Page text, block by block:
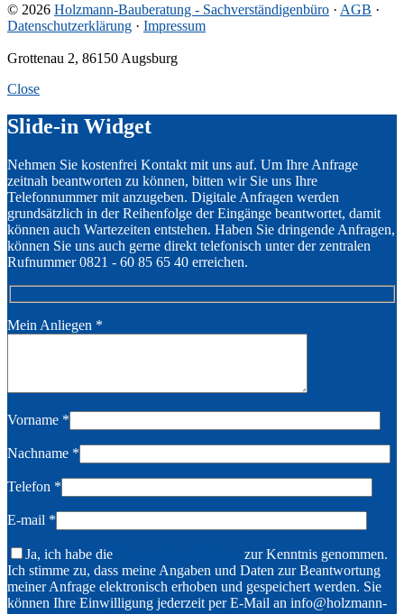
© 2026 Holzmann-Bauberatung - Sachverständigenbüro · AGB ·
Datenschutzerklärung · Impressum
Grottenau 2, 86150 Augsburg
Close
Slide-in Widget
Nehmen Sie kostenfrei Kontakt mit uns auf. Um Ihre Anfrage
zeitnah beantworten zu können, bitten wir Sie uns Ihre
Telefonnummer mit anzugeben. Digitale Anfragen werden
grundsätzlich in der Reihenfolge der Eingänge beantwortet, damit
können auch Wartezeiten entstehen. Haben Sie dringende Anfragen,
können Sie uns auch gerne direkt telefonisch unter der zentralen
Rufnummer 0821 - 60 85 65 40 erreichen.
Mein Anliegen *
Vorname *
Nachname *
Telefon *
E-mail *
Ja, ich habe die
zur Kenntnis genommen.
Ich stimme zu, dass meine Angaben und Daten zur Beantwortung
meiner Anfrage elektronisch erhoben und gespeichert werden. Sie
können Ihre Einwilligung jederzeit per E-Mail an info@holzmann-